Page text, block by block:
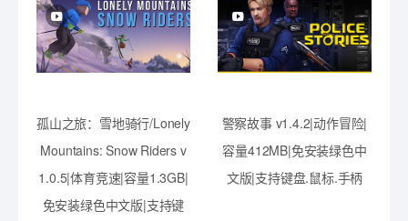
孤山之旅：雪地骑行/Lonely
Mountains: Snow Riders v
1.0.5|体育竞速|容量1.3GB|
免安装绿色中文版|支持键
警察故事 v1.4.2|动作冒险|
容量412MB|免安装绿色中
文版|支持键盘.鼠标.手柄